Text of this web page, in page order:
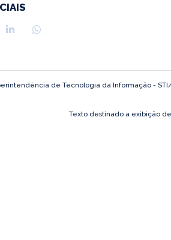
de Tecnologia da Informação -
Texto destinado a exibição